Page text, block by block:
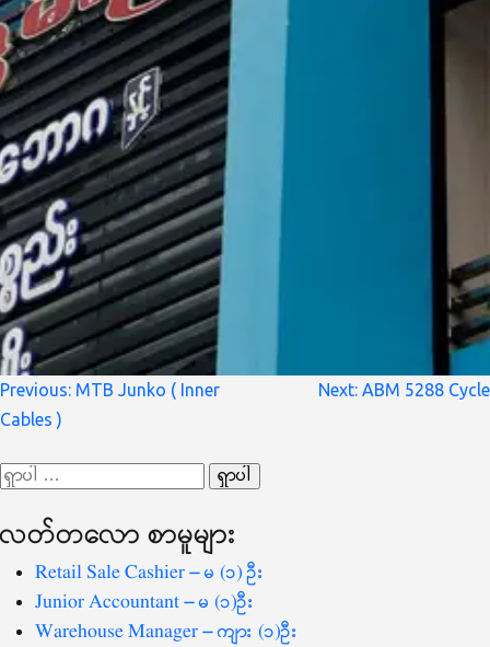
စာမူ
လမ်းကြောင်း
ပြ
Previous: MTB Junko ( Inner
Cables )
Next: ABM 5288 Cycle
ရှာ
စကားလုံး
လတ်တ‌လော စာမူများ
Retail Sale Cashier – မ (၁) ဦး
Junior Accountant – မ (၁)ဦး
Warehouse Manager – ကျား (၁)ဦး